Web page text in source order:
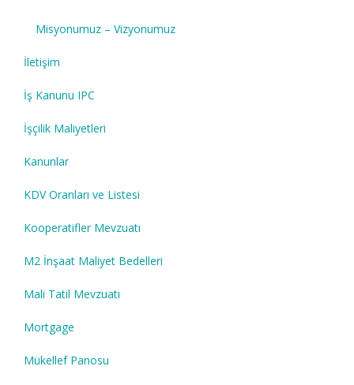
Misyonumuz – Vizyonumuz
İletişim
İş Kanunu IPC
İşçilik Maliyetleri
Kanunlar
KDV Oranları ve Listesi
Kooperatifler Mevzuatı
M2 İnşaat Maliyet Bedelleri
Mali Tatil Mevzuatı
Mortgage
Mükellef Panosu